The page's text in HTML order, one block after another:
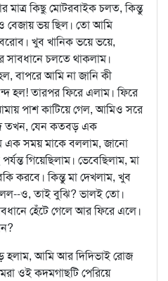
মাত্র কিছু মোটরবাইক চলত, কিন্তু
বেজায় ভয় ছিল। তো আমি
খুব খানিক ভয়ে ভয়ে,
চলতে থাকলাম।
বাপরে আমি না জানি কী
হল! তারপর ফিরে এলাম। ফিরে
পাশ কাটিয়ে গেল, আমিও সরে
তখন, যেন কতবড় এক
এক সময় মাকে বললাম, জানো
গিয়েছিলাম। ভেবেছিলাম, মা
করবে। কিন্তু মা দেখলাম, খুব
ও, তাই বুঝি? ভালই তো।
হেঁটে গেলে আর ফিরে এলে।
আমি আর দিদিভাই রোজ
ওই কদমগাছটি পেরিয়ে